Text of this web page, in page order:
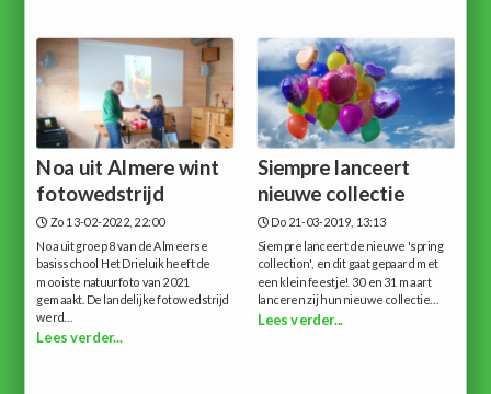
Noa uit Almere wint
fotowedstrijd
Zo 13-02-2022, 22:00
Noa uit groep 8 van de Almeerse
basisschool Het Drieluik heeft de
mooiste natuurfoto van 2021
gemaakt. De landelijke fotowedstrijd
werd...
Lees verder...
Siempre lanceert
nieuwe collectie
Do 21-03-2019, 13:13
Siempre lanceert de nieuwe 'spring
collection', en dit gaat gepaard met
een klein feestje! 30 en 31 maart
lanceren zij hun nieuwe collectie...
Lees verder...